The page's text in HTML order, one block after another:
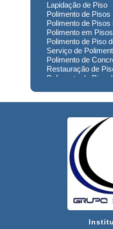
Lapidação de Piso
Polimento de Pisos
Polimento de Pisos
Polimento em Pisos
Polimento de Piso
Serviço de
Polimento de
Restauração de
Polimento de Piso
Preço
Restauração de
Polimento do
Serviço de
Restauração de
Restauração de
Restauração de
Usinado
Reforma de Piso
Recuperação Piso
Lapidação de Pisos
Lapidação de Pisos